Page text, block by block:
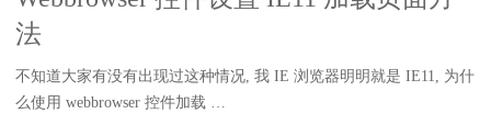
中
码
法
不知道大家有没有出现过这种情况, 我 IE 浏览器明明就是 IE11, 为什
么使用 webbrowser 控件加载 …